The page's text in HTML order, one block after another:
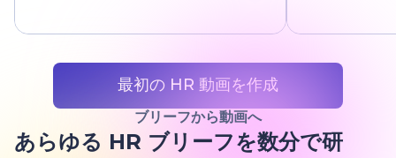
最初の HR 動画を作成
ブリーフから動画へ
あらゆる HR ブリーフを数分で研